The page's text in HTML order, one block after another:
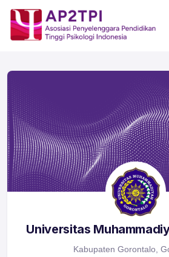
Universitas
Kabupaten Gorontalo,